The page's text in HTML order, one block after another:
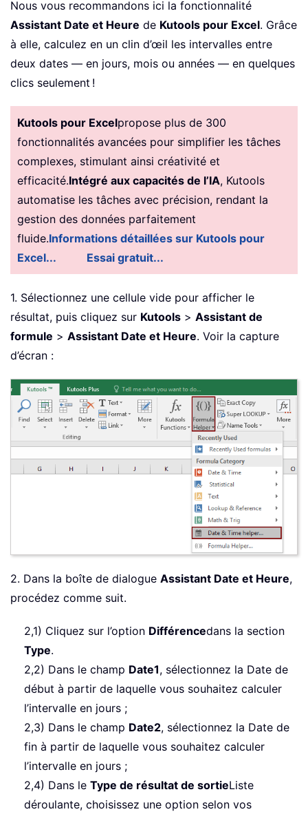
Nous vous recommandons ici la fonctionnalité
Assistant Date et Heure de Kutools pour Excel. Grâce
à elle, calculez en un clin d’œil les intervalles entre
deux dates — en jours, mois ou années — en quelques
clics seulement !
Kutools pour Excelpropose plus de 300
fonctionnalités avancées pour simplifier les tâches
complexes, stimulant ainsi créativité et
efficacité.Intégré aux capacités de l’IA, Kutools
automatise les tâches avec précision, rendant la
gestion des données parfaitement
fluide.Informations détaillées sur Kutools pour
Excel...
Essai gratuit...
1. Sélectionnez une cellule vide pour afficher le
résultat, puis cliquez sur Kutools > Assistant de
formule > Assistant Date et Heure. Voir la capture
d’écran :
2. Dans la boîte de dialogue Assistant Date et Heure,
procédez comme suit.
2,1) Cliquez sur l’option Différencedans la section
Type.
2,2) Dans le champ Date1, sélectionnez la Date de
début à partir de laquelle vous souhaitez calculer
l’intervalle en jours ;
2,3) Dans le champ Date2, sélectionnez la Date de
fin à partir de laquelle vous souhaitez calculer
l’intervalle en jours ;
2,4) Dans le Type de résultat de sortieListe
déroulante, choisissez une option selon vos